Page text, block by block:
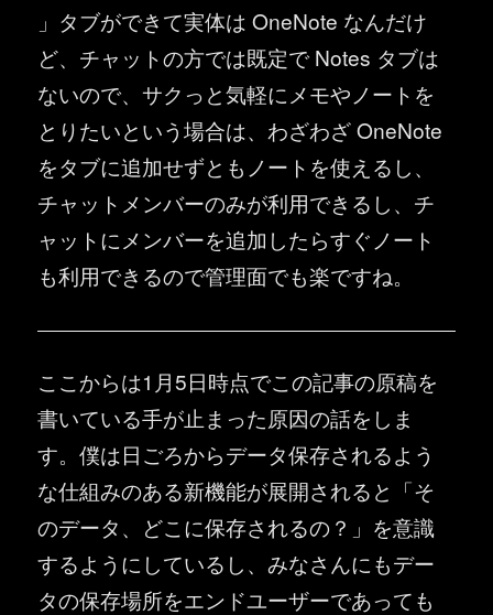
」タブができて実体は OneNote なんだけ
ど、チャットの方では既定で Notes タブは
ないので、サクっと気軽にメモやノートを
とりたいという場合は、わざわざ OneNote
をタブに追加せずともノートを使えるし、
チャットメンバーのみが利用できるし、チ
ャットにメンバーを追加したらすぐノート
も利用できるので管理面でも楽ですね。
ここからは1月5日時点でこの記事の原稿を
書いている手が止まった原因の話をしま
す。僕は日ごろからデータ保存されるよう
な仕組みのある新機能が展開されると「そ
のデータ、どこに保存されるの？」を意識
するようにしているし、みなさんにもデー
タの保存場所をエンドユーザーであっても